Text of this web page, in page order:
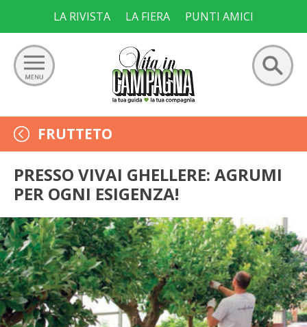
content
LA RIVISTA LA FIERA PUNTI AMICI
Ricerca
per:
GIARDINO
ORTO
FRUTTETO
VIGNETO
ALLEVAMENTI
BIODIVERSITÀ
FRUTTETO
PRESSO VIVAI GHELLERE: AGRUMI
PER OGNI ESIGENZA!